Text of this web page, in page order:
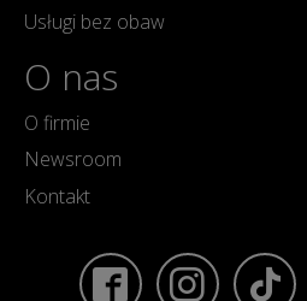
Usługi bez obaw
O nas
O firmie
Newsroom
Kontakt